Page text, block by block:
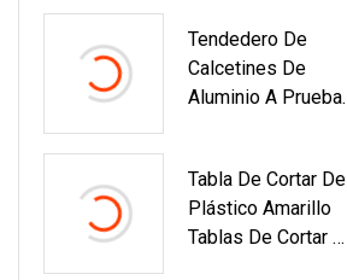
Fiambrera Pequeña
Enfriamiento En El
Cuarto Frío Para La
Comida Baja De La
Tendedero De
Calcetines De
Aluminio A Prueba
Colgadores De
Exhibición De
Lencería Corporal
Tabla De Cortar De
Plástico Amarillo
Tablas De Cortar 18